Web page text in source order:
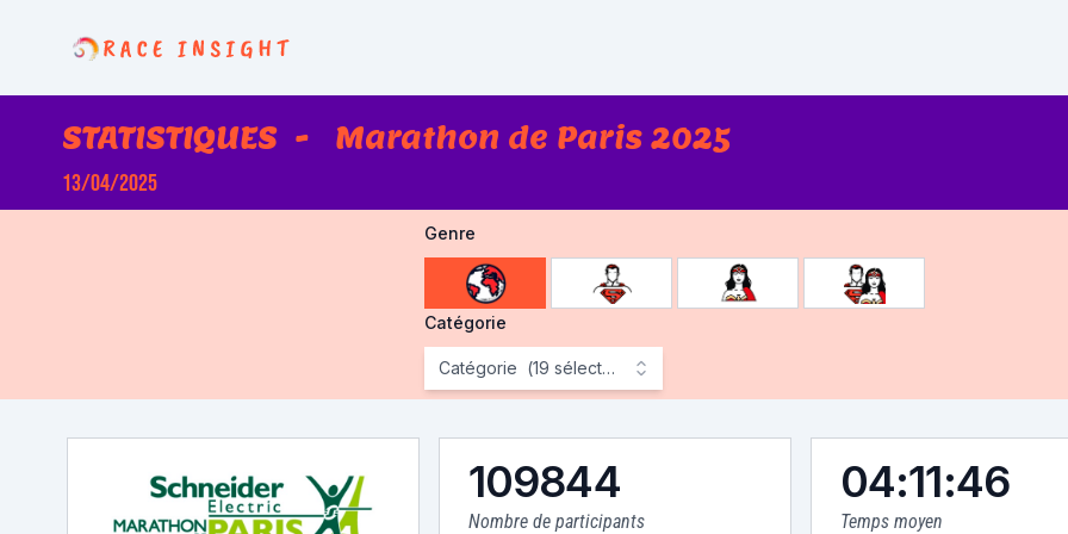
Race Insight
STATISTIQUES - Marathon de Paris 2025
13/04/2025
Genre
choose gender
Catégorie
Catégorie (19 sélectionné
Nombre de participants
109844
Temps moyen
04:11:46